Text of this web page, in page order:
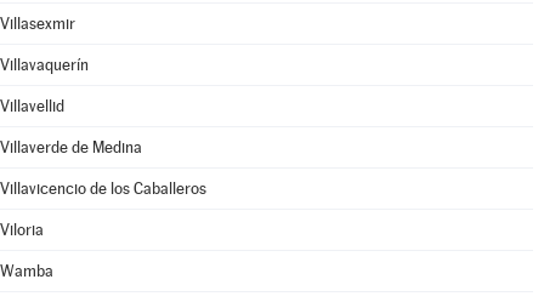
Villasexmir
Villavaquerín
Villavellid
Villaverde de Medina
Villavicencio de los Caballeros
Viloria
Wamba